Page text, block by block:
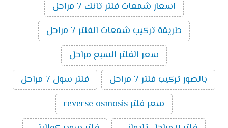
اسعار شمعات فلتر تانك 7 مراحل
طريقة تركيب شمعات الفلتر 7 مراحل
سعر الفلتر السبع مراحل
بالصور تركيب فلتر 7 مراحل
فلتر سول 7 مراحل
سعر فلتر reverse osmosis